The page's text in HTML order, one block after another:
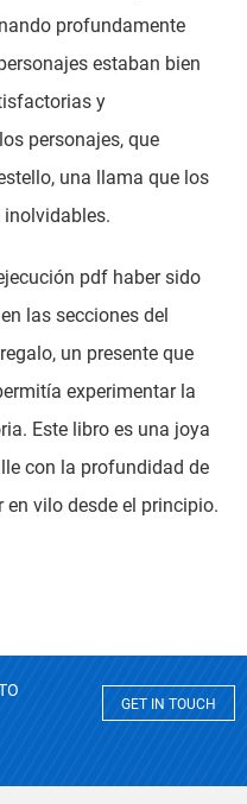
profundamente
estaban bien
y
personajes, que
una llama que los
inolvidables.
pdf haber sido
las secciones del
un presente que
experimentar la
Este libro es una joya
con la profundidad de
vilo desde el principio.
GET IN TOUCH